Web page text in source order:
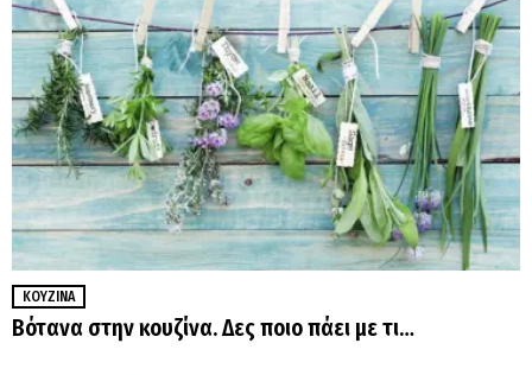
ΚΟΥΖΊΝΑ
Βότανα στην κουζίνα. Δες ποιο πάει με τι…